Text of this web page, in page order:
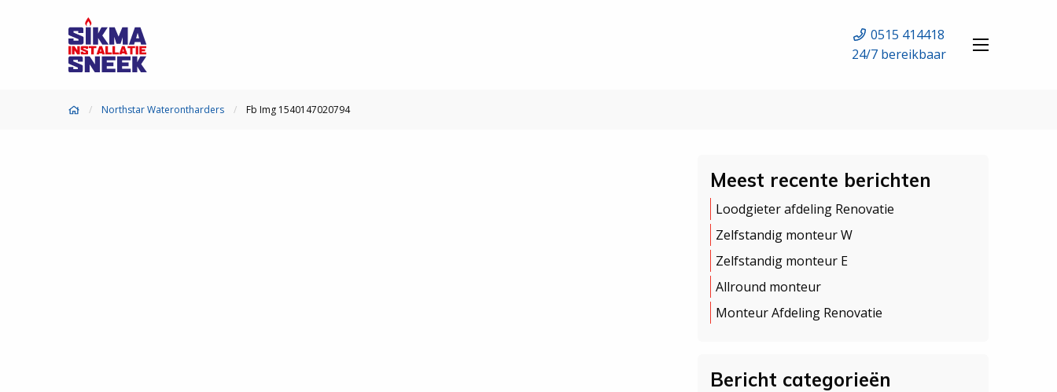
0515 414418
24/7 bereikbaar
Northstar Waterontharders Fb Img 1540147020794
Meest recente berichten
Loodgieter afdeling Renovatie
Zelfstandig monteur W
Zelfstandig monteur E
Allround monteur
Monteur Afdeling Renovatie
Bericht categorieën